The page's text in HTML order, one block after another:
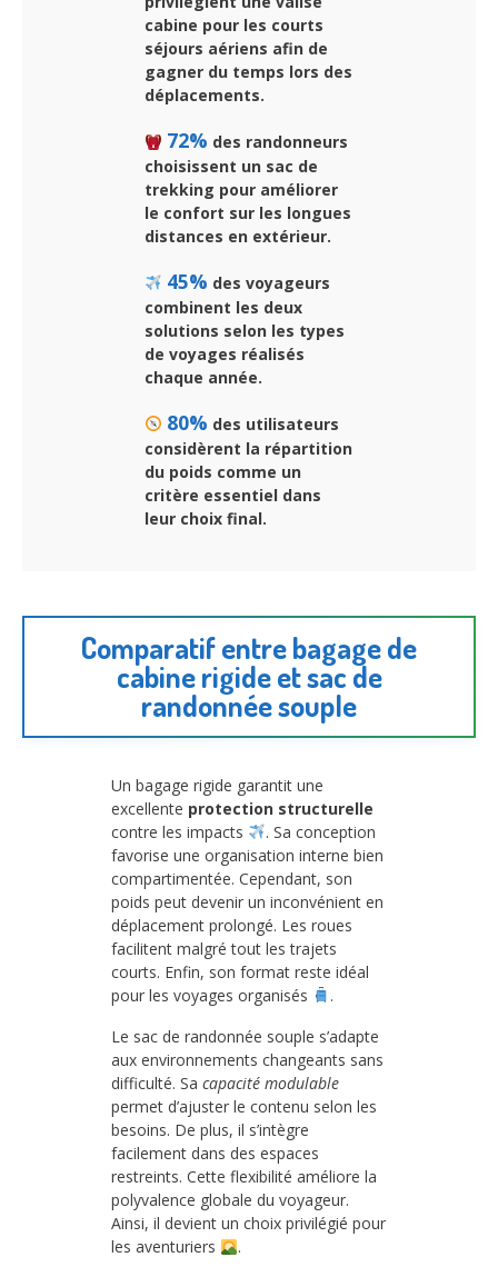
cabine pour les courts
séjours aériens afin de
gagner du temps lors des
déplacements.
72% des randonneurs
choisissent un sac de
trekking pour améliorer
le confort sur les longues
distances en extérieur.
45% des voyageurs
combinent les deux
solutions selon les types
de voyages réalisés
chaque année.
80% des utilisateurs
considèrent la répartition
du poids comme un
critère essentiel dans
leur choix final.
Comparatif entre bagage de
cabine rigide et sac de
randonnée souple
Un bagage rigide garantit une
excellente protection structurelle
contre les impacts
. Sa conception
favorise une organisation interne bien
compartimentée. Cependant, son
poids peut devenir un inconvénient en
déplacement prolongé. Les roues
facilitent malgré tout les trajets
courts. Enfin, son format reste idéal
pour les voyages organisés
.
Le sac de randonnée souple s’adapte
aux environnements changeants sans
difficulté. Sa capacité modulable
permet d’ajuster le contenu selon les
besoins. De plus, il s’intègre
facilement dans des espaces
restreints. Cette flexibilité améliore la
polyvalence globale du voyageur.
Ainsi, il devient un choix privilégié pour
les aventuriers
.